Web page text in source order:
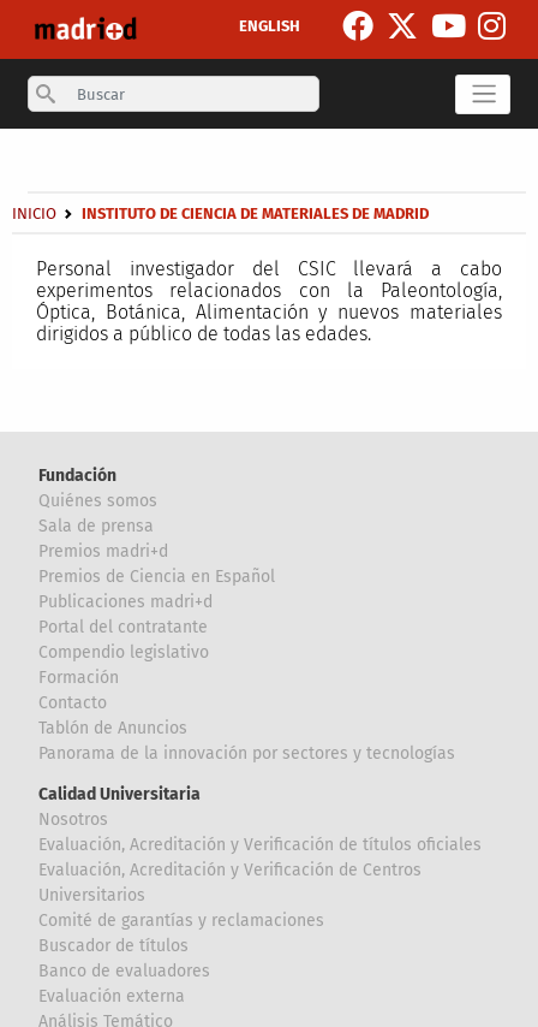
ENGLISH
Search
Sobrescribir enlaces de ayuda a la navegación
INICIO INSTITUTO DE CIENCIA DE MATERIALES DE MADRID
Personal investigador del CSIC llevará a cabo
experimentos relacionados con la Paleontología,
Óptica, Botánica, Alimentación y nuevos materiales
dirigidos a público de todas las edades.
Fundación
Quiénes somos
Sala de prensa
Premios madri+d
Premios de Ciencia en Español
Publicaciones madri+d
Portal del contratante
Compendio legislativo
Formación
Contacto
Tablón de Anuncios
Panorama de la innovación por sectores y tecnologías
Calidad Universitaria
Nosotros
Evaluación, Acreditación y Verificación de títulos oficiales
Evaluación, Acreditación y Verificación de Centros
Universitarios
Comité de garantías y reclamaciones
Buscador de títulos
Banco de evaluadores
Evaluación externa
Análisis Temático